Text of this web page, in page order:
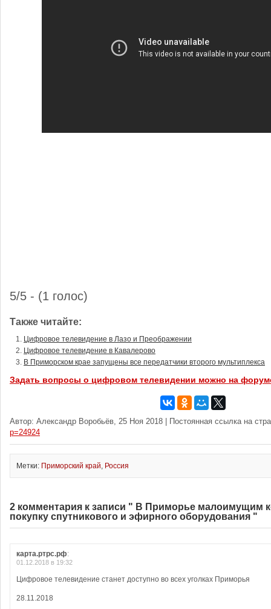
5/5 - (1 голос)
Также читайте:
Цифровое телевидение в Лазо и Преображении
Цифровое телевидение в Кавалерово
В Приморском крае запущены все передатчики второго мультиплекса
Задать вопросы о цифровом телевидении можно на
Автор: Александр Воробьёв, 25 Ноя 2018 | Постоянная ссылка на
p=24924
Метки: Приморский край, Россия
2 комментария к записи " В Приморье малоимущим
покупку спутникового и эфирного оборудования "
карта.ртрс.рф:
01.12.2018 в 19:32
Цифровое телевидение станет доступно во всех уголках Приморья
28.11.2018